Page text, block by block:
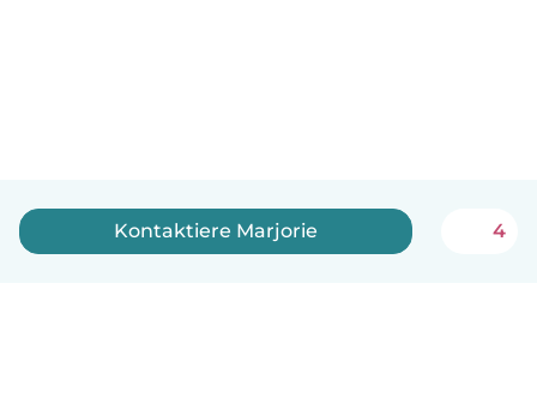
Kontaktiere Marjorie 4